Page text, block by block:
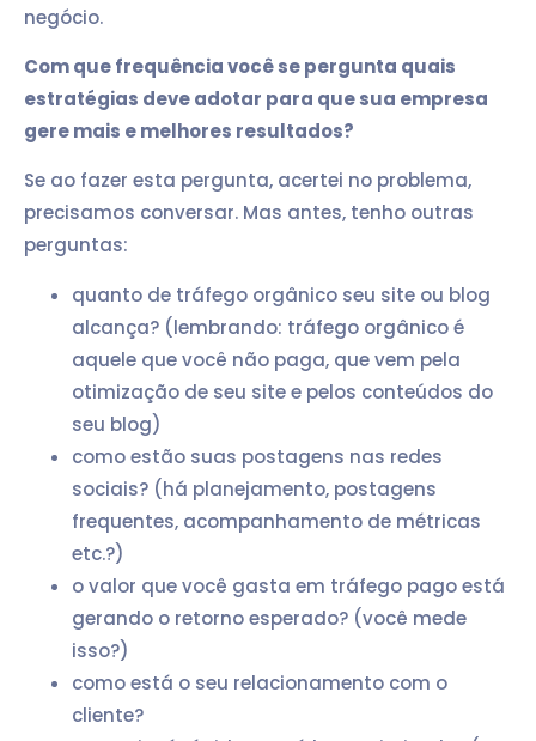
negócio.
Com que frequência você se pergunta quais
estratégias deve adotar para que sua empresa
gere mais e melhores resultados?
Se ao fazer esta pergunta, acertei no problema,
precisamos conversar. Mas antes, tenho outras
perguntas:
quanto de tráfego orgânico seu site ou blog
alcança? (lembrando: tráfego orgânico é
aquele que você não paga, que vem pela
otimização de seu site e pelos conteúdos do
seu blog)
como estão suas postagens nas redes
sociais? (há planejamento, postagens
frequentes, acompanhamento de métricas
etc.?)
o valor que você gasta em tráfego pago está
gerando o retorno esperado? (você mede
isso?)
como está o seu relacionamento com o
cliente?